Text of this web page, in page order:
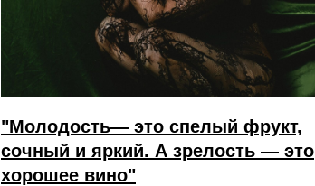
"Молодость— это спелый фрукт,
сочный и яркий. А зрелость — это
хорошее вино"